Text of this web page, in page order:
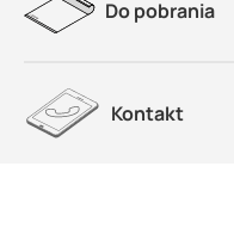
Do pobrania
Kontakt